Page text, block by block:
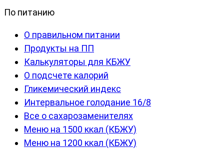
По питанию
О правильном питании
Продукты на ПП
Калькуляторы для КБЖУ
О подсчете калорий
Гликемический индекс
Интервальное голодание 16/8
Все о сахарозаменителях
Меню на 1500 ккал (КБЖУ)
Меню на 1200 ккал (КБЖУ)